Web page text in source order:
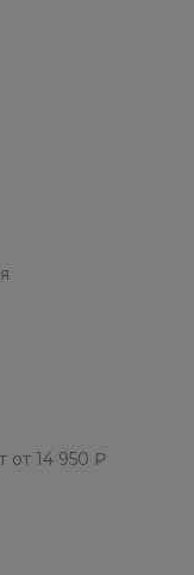
от 14 950 ₽